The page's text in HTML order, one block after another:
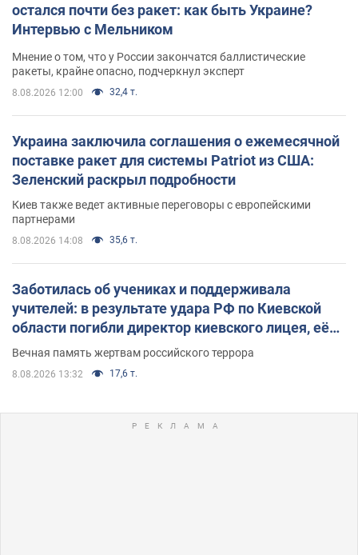
остался почти без ракет: как быть Украине?
Интервью с Мельником
Мнение о том, что у России закончатся баллистические
ракеты, крайне опасно, подчеркнул эксперт
8.08.2026 12:00 32,4 т.
Украина заключила соглашения о ежемесячной
поставке ракет для системы Patriot из США:
Зеленский раскрыл подробности
Киев также ведет активные переговоры с европейскими
партнерами
8.08.2026 14:08 35,6 т.
Заботилась об учениках и поддерживала
учителей: в результате удара РФ по Киевской
области погибли директор киевского лицея, её
муж и внук
Вечная память жертвам российского террора
8.08.2026 13:32 17,6 т.